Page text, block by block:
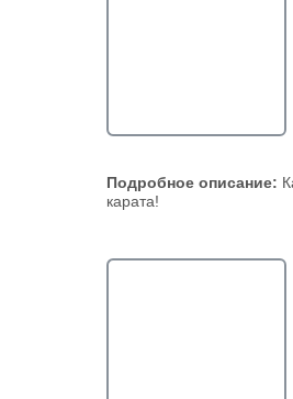
Подробное описание:
карата!